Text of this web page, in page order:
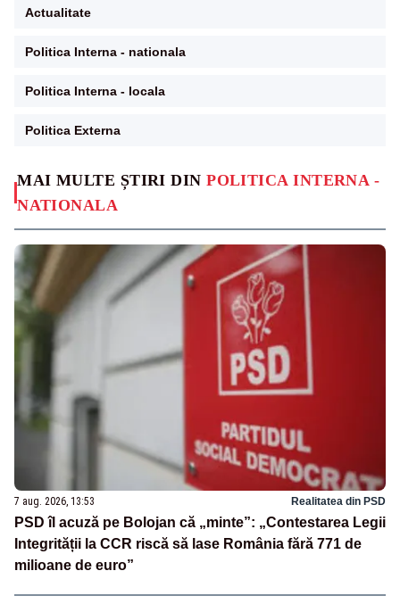
MAI MULTE ȘTIRI DINPOLITICA INTERNA -
NATIONALA
7 aug. 2026, 13:53 Realitatea din PSD
PSD îl acuză pe Bolojan că „minte”: „Contestarea Legii
Integrității la CCR riscă să lase România fără 771 de
milioane de euro”
Actualitate
Politica Interna - nationala
Politica Interna - locala
Politica Externa